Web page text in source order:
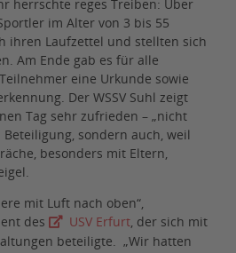
herrschte reges Treiben: Über
im Alter von 3 bis 55
ihren Laufzettel und stellten sich
Am Ende gab es für alle
eine Urkunde sowie
Der WSSV Suhl zeigt
Tag sehr zufrieden – „nicht
sondern auch, weil
besonders mit Eltern,
mit Luft nach oben“,
des
USV Erfurt , der sich mit
beteiligte. „Wir hatten